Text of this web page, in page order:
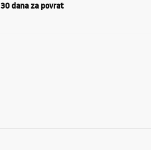
30 dana za povrat